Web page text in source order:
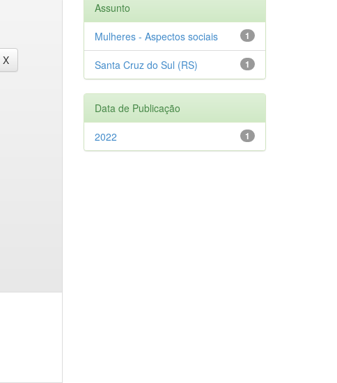
Assunto
1
Mulheres - Aspectos sociais
1
Santa Cruz do Sul (RS)
Data de Publicação
1
2022